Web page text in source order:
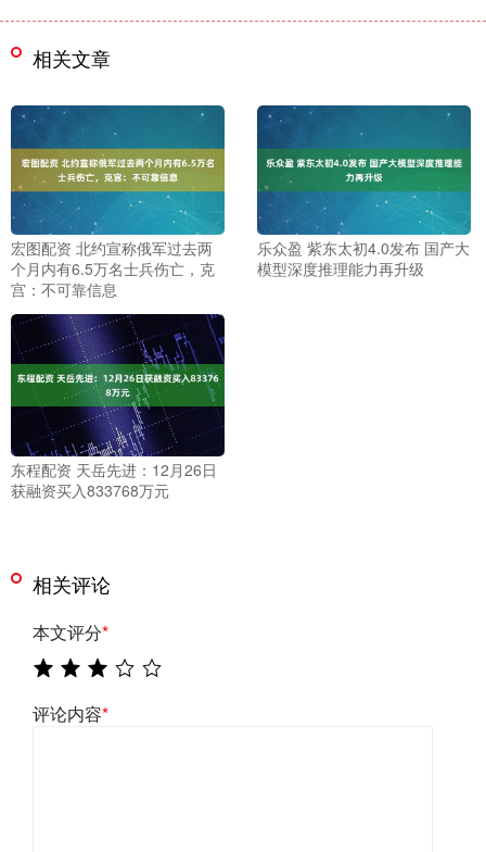
相关文章
宏图配资 北约宣称俄军过去两
个月内有6.5万名士兵伤亡，克
宫：不可靠信息
乐众盈 紫东太初4.0发布 国产大
模型深度推理能力再升级
东程配资 天岳先进：12月26日
获融资买入833768万元
相关评论
本文评分*
评论内容*